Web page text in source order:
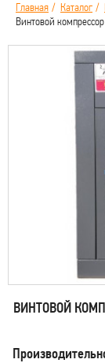
Главная Каталог
Винтовой
ВИНТОВОЙ